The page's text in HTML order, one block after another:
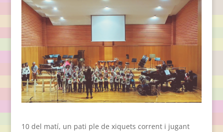
10 del matí, un pati ple de xiquets corrent i jugant